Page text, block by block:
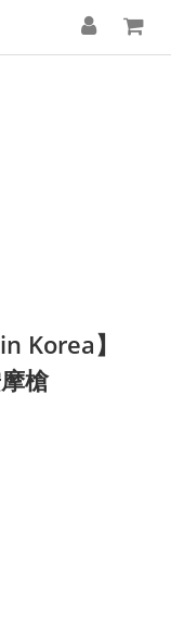
Korea】
槍